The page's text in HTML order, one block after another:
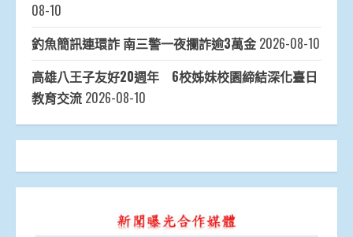
08-10
釣魚簡訊連環詐 南三警一夜攔詐逾3萬金 2026-08-10
高雄八王子友好20週年 6校姊妹校園締結深化臺日
教育交流 2026-08-10